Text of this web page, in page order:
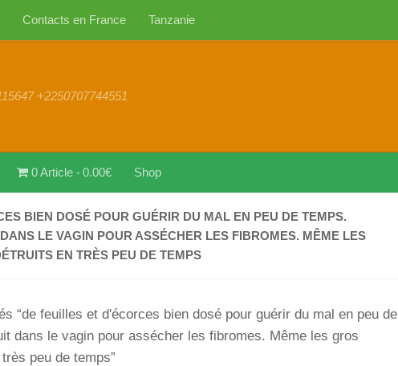
Contacts en France Tanzanie
+2250707744551
0 Article 0.00€ Shop
BIEN DOSÉ POUR GUÉRIR DU MAL EN PEU DE TEMPS.
LE VAGIN POUR ASSÉCHER LES FIBROMES. MÊME LES
EN TRÈS PEU DE TEMPS
“de feuilles et d'écorces bien dosé pour guérir du mal en peu de
dans le vagin pour assécher les fibromes. Même les gros
peu de temps”